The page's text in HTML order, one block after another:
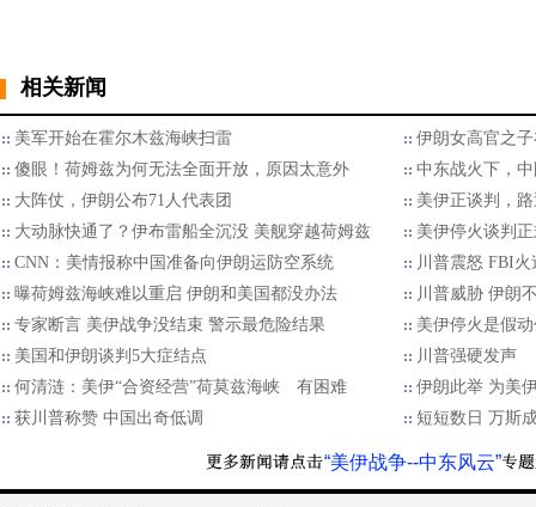
相关新闻
美军开始在霍尔木兹海峡扫雷
伊朗女高官之
傻眼！荷姆兹为何无法全面开放，原因太意外
中东战火下，
大阵仗，伊朗公布71人代表团
美伊正谈判，
大动脉快通了？伊布雷船全沉没 美舰穿越荷姆兹
美伊停火谈判
CNN：美情报称中国准备向伊朗运防空系统
川普震怒 FBI
曝荷姆兹海峡难以重启 伊朗和美国都没办法
川普威胁 伊朗
专家断言 美伊战争没结束 警示最危险结果
美伊停火是假
美国和伊朗谈判5大症结点
川普强硬发声
何清涟：美伊“合资经营”荷莫兹海峡 有困难
伊朗此举 为美
获川普称赞 中国出奇低调
短短数日 万斯
“美伊战争--中东风云”